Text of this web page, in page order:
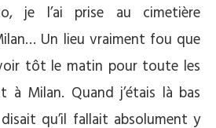
je l’ai prise au cimetière
Un lieu vraiment fou que
tôt le matin pour toute les
à Milan. Quand j’étais là bas
qu’il fallait absolument y